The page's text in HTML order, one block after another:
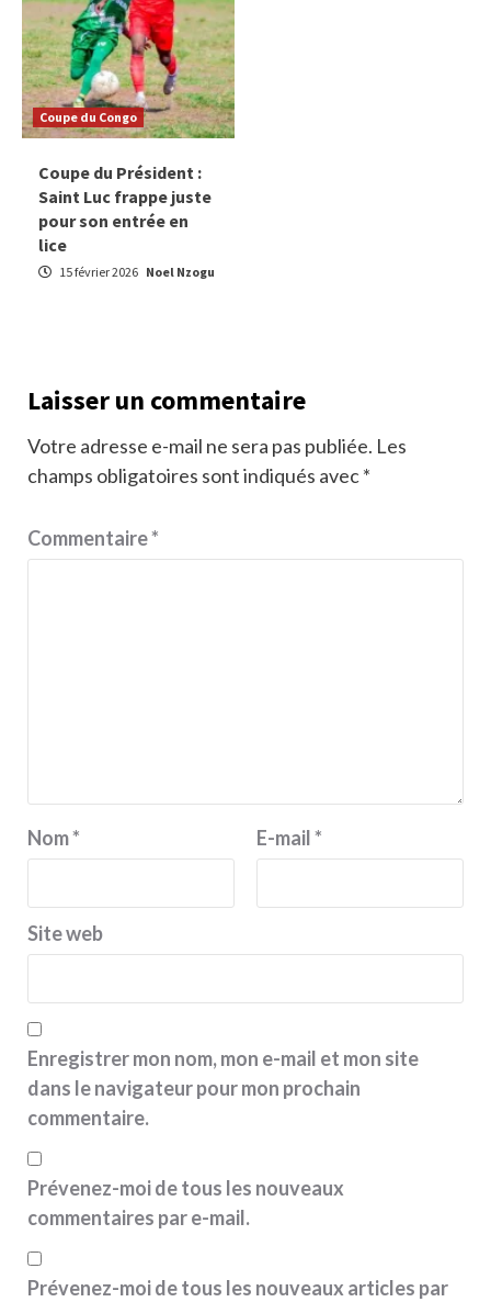
Coupe du Congo
Coupe du Président :
Saint Luc frappe juste
pour son entrée en
lice
15 février 2026 Noel Nzogu
Laisser un commentaire
Votre adresse e-mail ne sera pas publiée. Les
champs obligatoires sont indiqués avec*
Commentaire*
Nom* E-mail*
Site web
Enregistrer mon nom, mon e-mail et mon site
dans le navigateur pour mon prochain
commentaire.
Prévenez-moi de tous les nouveaux
commentaires par e-mail.
Prévenez-moi de tous les nouveaux articles par